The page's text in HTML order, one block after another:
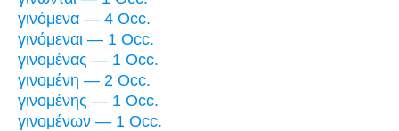
γινόμενα — 4 Occ.
γινόμεναι — 1 Occ.
γινομένας — 1 Occ.
γινομένη — 2 Occ.
γινομένης — 1 Occ.
γινομένων — 1 Occ.